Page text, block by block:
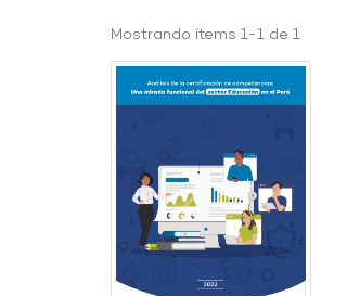
Mostrando ítems 1-1 de 1